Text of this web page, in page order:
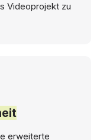
Videoprojekt zu
erweiterte